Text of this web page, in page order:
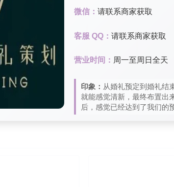
微信： 请联系商家获取
客服 QQ： 请联系商家获取
营业时间： 周一至周日全天
印象： 从婚礼预定到婚礼结
就能感觉清新，最终布置出
后，感觉已经达到了我们的